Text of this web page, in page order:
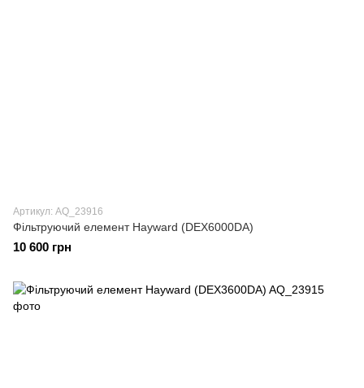
Артикул: AQ_23916
Фільтруючий елемент Hayward (DEX6000DA)
10 600 грн